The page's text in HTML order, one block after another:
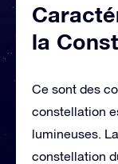
la
Ce sont des
constellation
lumineuses.
constellation